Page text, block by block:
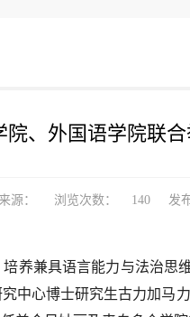
院、外国语学院联
源： 浏览次数： 140 发
养兼具语言能力与法治
中心博士研究生古力加